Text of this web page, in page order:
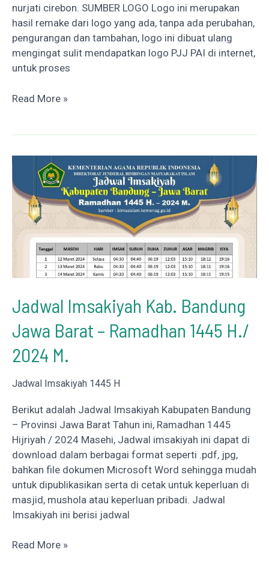
nurjati cirebon. SUMBER LOGO Logo ini merupakan
hasil remake dari logo yang ada, tanpa ada perubahan,
pengurangan dan tambahan, logo ini dibuat ulang
mengingat sulit mendapatkan logo PJJ PAI di internet,
untuk proses
Download
IAIN
Syekh
Nurjati
Cirebon
Read More »
Jadwal Imsakiyah Kab. Bandung
Jawa Barat – Ramadhan 1445 H./
2024 M.
Jadwal Imsakiyah 1445 H
Berikut adalah Jadwal Imsakiyah Kabupaten Bandung
– Provinsi Jawa Barat Tahun ini, Ramadhan 1445
Hijriyah / 2024 Masehi, Jadwal imsakiyah ini dapat di
download dalam berbagai format seperti .pdf, jpg,
bahkan file dokumen Microsoft Word sehingga mudah
untuk dipublikasikan serta di cetak untuk keperluan di
masjid, mushola atau keperluan pribadi. Jadwal
Imsakiyah ini berisi jadwal
Jadwal
Read More »